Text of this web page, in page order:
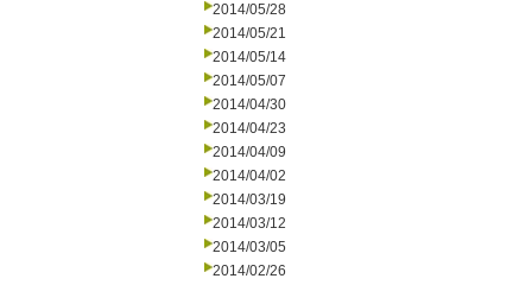
2014/05/28
2014/05/21
2014/05/14
2014/05/07
2014/04/30
2014/04/23
2014/04/09
2014/04/02
2014/03/19
2014/03/12
2014/03/05
2014/02/26